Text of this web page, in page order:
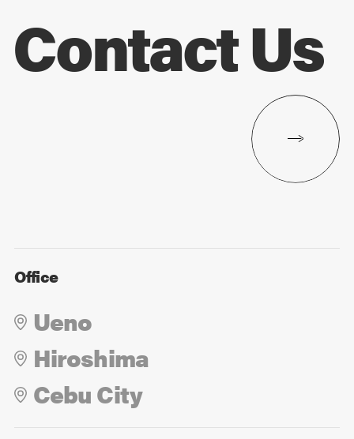
Contact Us
Office
Ueno
Hiroshima
Cebu City